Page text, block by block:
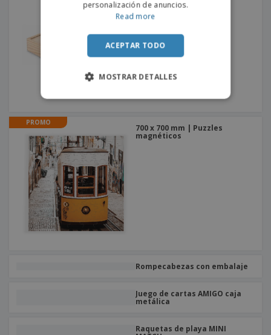
PROMO
700 x 700 mm | Puzzles
magnéticos
Rompecabezas con embalaje
Juego de cartas AMIGO caja
metálica
Raquetas de playa MINI
personalización de anuncios.
Read more
ACEPTAR TODO
MOSTRAR DETALLES